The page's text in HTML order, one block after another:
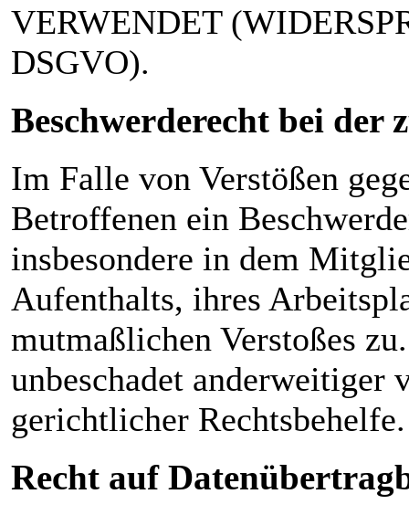
VERWENDET
DSGVO).
Beschwerde­recht bei der
Im Falle von Verstößen
Betroffenen ein
insbesondere in dem
Aufenthalts, ihres
mutmaßlichen Verstoßes
unbeschadet anderweitiger
gerichtlicher Rechtsbehelfe.
Recht auf